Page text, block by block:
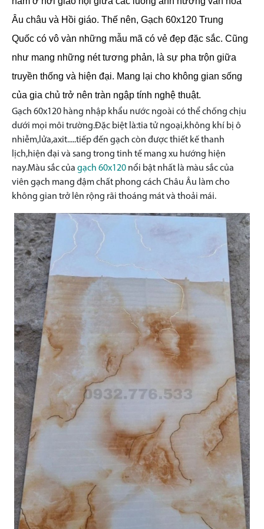
Âu châu và Hồi giáo. Thế nên, Gạch 60x120 Trung
Quốc có vô vàn những mẫu mã có vẻ đẹp đặc sắc. Cũng
như mang những nét tương phản, là sự pha trộn giữa
truyền thống và hiện đại. Mang lại cho không gian sống
của gia chủ trở nên tràn ngập tính nghệ thuật.
Gạch 60x120 hàng nhập khẩu nước ngoài có thể chống chịu
dưới mọi môi trường.Đặc biệt là:tia tử ngoại,không khí bị ô
nhiễm,lửa,axit.....tiếp đến gạch còn được thiết kế thanh
lịch,hiện đại và sang trong tinh tế mang xu hướng hiện
nay.Màu sắc của gạch 60x120 nổi bật nhất là màu sắc của
viên gạch mang đậm chất phong cách Châu Âu làm cho
không gian trở lên rộng rãi thoáng mát và thoải mái.